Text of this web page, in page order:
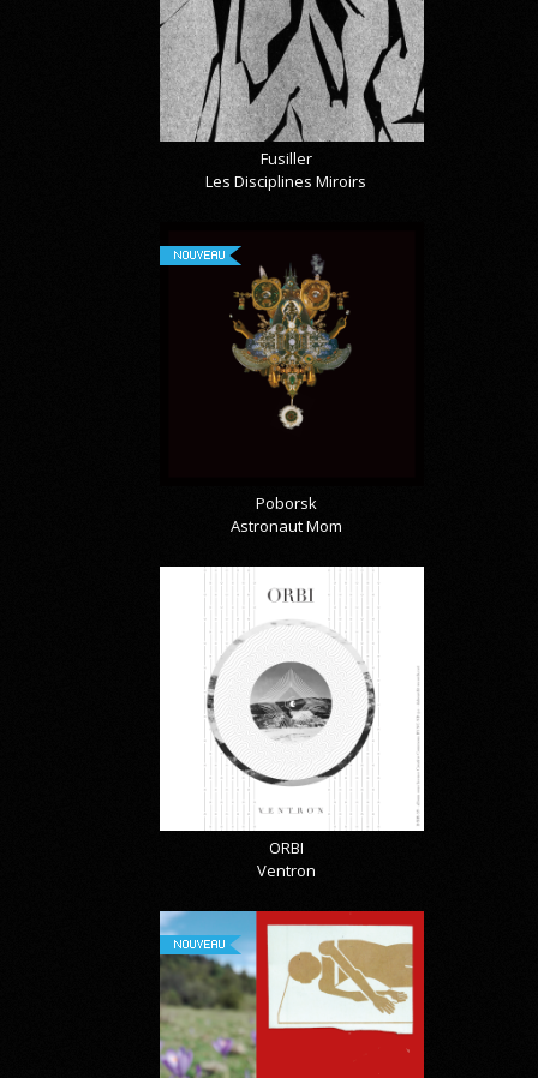
Fusiller
Les Disciplines Miroirs
NOUVEAU
Poborsk
Astronaut Mom
ORBI
Ventron
NOUVEAU